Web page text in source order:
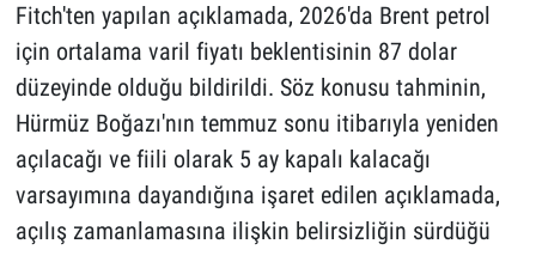
Fitch'ten yapılan açıklamada, 2026'da Brent petrol
için ortalama varil fiyatı beklentisinin 87 dolar
düzeyinde olduğu bildirildi. Söz konusu tahminin,
Hürmüz Boğazı'nın temmuz sonu itibarıyla yeniden
açılacağı ve fiili olarak 5 ay kapalı kalacağı
varsayımına dayandığına işaret edilen açıklamada,
açılış zamanlamasına ilişkin belirsizliğin sürdüğü